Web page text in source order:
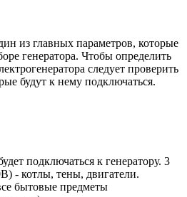
из главных параметров, которые
генератора. Чтобы определить
следует проверить
будут к нему подключаться.
подключаться к генератору. 3
- котлы, тены, двигатели.
бытовые предметы